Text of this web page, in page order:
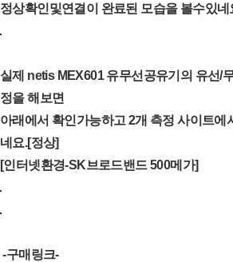
정상확인및연결이 완료된 모습을 볼수있네
실제 netis MEX601 유무선공유기의 유선/
정을 해보면
아래에서 확인가능하고 2개 측정 사이트에
네요.[정상]
[인터넷환경-SK브로드밴드 500메가]
-구매링크-